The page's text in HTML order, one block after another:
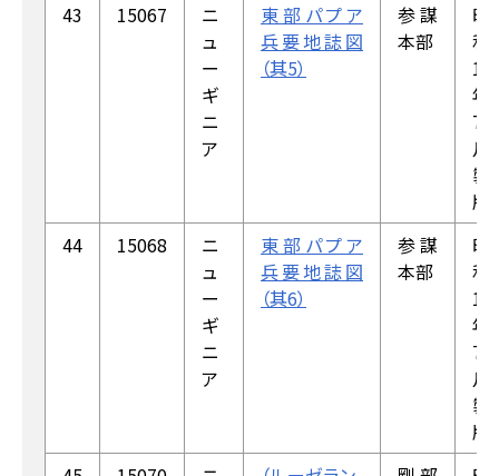
43
15067
ニ
ュ
ー
ギ
ニ
ア
東部パプア
兵要地誌図
（其5）
参謀
本部
昭
和
18
年
7
月
製
版
44
15068
ニ
ュ
ー
ギ
ニ
ア
東部パプア
兵要地誌図
（其6）
参謀
本部
昭
和
18
年
7
月
製
版